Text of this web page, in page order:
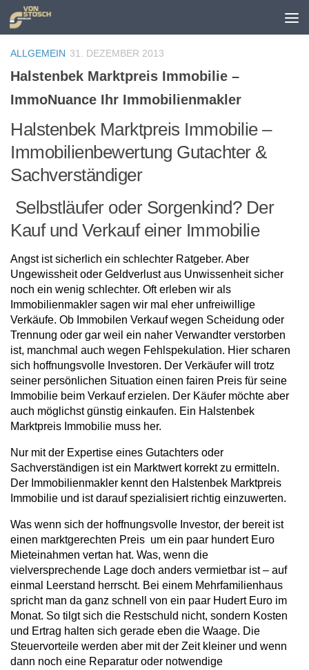
Zum Inhalt springen
ALLGEMEIN 31. DEZEMBER 2013
Halstenbek Marktpreis Immobilie –
ImmoNuance Ihr Immobilienmakler
Halstenbek Marktpreis Immobilie –
Immobilienbewertung Gutachter &
Sachverständiger
Selbstläufer oder Sorgenkind? Der
Kauf und Verkauf einer Immobilie
Angst ist sicherlich ein schlechter Ratgeber. Aber
Ungewissheit oder Geldverlust aus Unwissenheit sicher
noch ein wenig schlechter. Oft erleben wir als
Immobilienmakler sagen wir mal eher unfreiwillige
Verkäufe. Ob Immobilen Verkauf wegen Scheidung oder
Trennung oder gar weil ein naher Verwandter verstorben
ist, manchmal auch wegen Fehlspekulation. Hier scharen
sich hoffnungsvolle Investoren. Der Verkäufer will trotz
seiner persönlichen Situation einen fairen Preis für seine
Immobilie beim Verkauf erzielen. Der Käufer möchte aber
auch möglichst günstig einkaufen. Ein Halstenbek
Marktpreis Immobilie muss her.
Nur mit der Expertise eines Gutachters oder
Sachverständigen ist ein Marktwert korrekt zu ermitteln.
Der Immobilienmakler kennt den Halstenbek Marktpreis
Immobilie und ist darauf spezialisiert richtig einzuwerten.
Was wenn sich der hoffnungsvolle Investor, der bereit ist
einen marktgerechten Preis um ein paar hundert Euro
Mieteinahmen vertan hat. Was, wenn die
vielversprechende Lage doch anders vermietbar ist – auf
einmal Leerstand herrscht. Bei einem Mehrfamilienhaus
spricht man da ganz schnell von ein paar Hudert Euro im
Monat. So tilgt sich die Restschuld nicht, sondern Kosten
und Ertrag halten sich gerade eben die Waage. Die
Steuervorteile werden aber mit der Zeit kleiner und wenn
dann noch eine Reparatur oder notwendige